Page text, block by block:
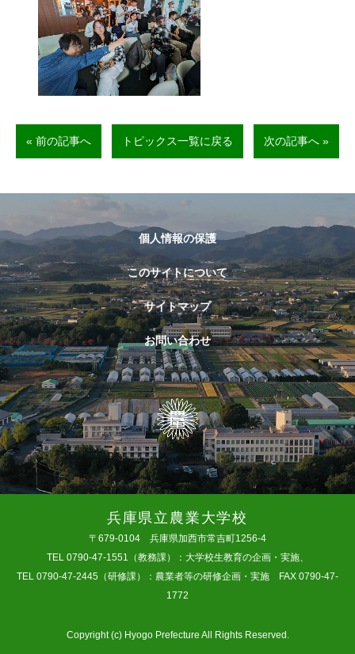
« 前の記事へ トピックス一覧に戻る 次の記事へ »
個人情報の保護
このサイトについて
サイトマップ
お問い合わせ
兵庫県立農業大学校
〒679-0104 兵庫県加西市常吉町1256-4
TEL 0790-47-1551（教務課）：大学校生教育の企画・実施、
TEL 0790-47-2445（研修課）：農業者等の研修企画・実施 FAX 0790-47-
1772
Copyright (c) Hyogo Prefecture All Rights Reserved.